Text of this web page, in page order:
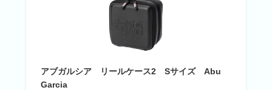
アブガルシア リールケース2 Sサイズ Abu
Garcia